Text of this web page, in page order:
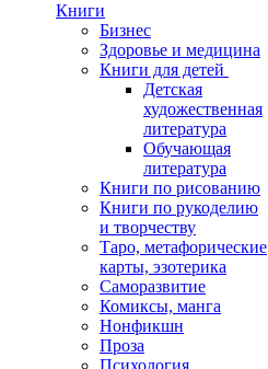
Книги
Бизнес
Здоровье и медицина
Книги для детей
Детская
художественная
литература
Обучающая
литература
Книги по рисованию
Книги по рукоделию
и творчеству
Таро, метафорические
карты, эзотерика
Саморазвитие
Комиксы, манга
Нонфикшн
Проза
Психология